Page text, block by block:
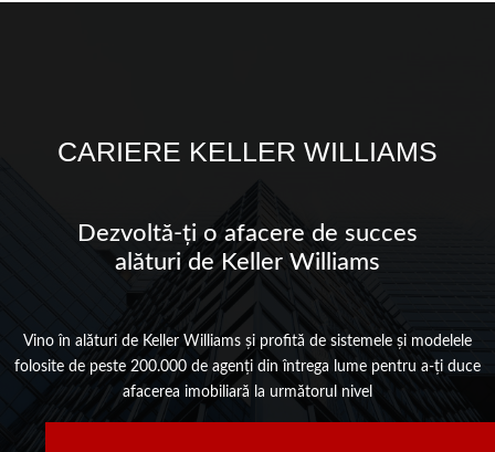
CARIERE KELLER WILLIAMS
Dezvoltă-ți o afacere de succes
alături de Keller Williams
Vino în alături de Keller Williams şi profită de sistemele şi modelele
folosite de peste 200.000 de agenţi din întrega lume pentru a-ţi duce
afacerea imobiliară la următorul nivel